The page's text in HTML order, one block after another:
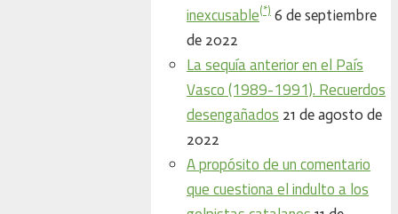
inexcusable(*) 6 de septiembre
de 2022
La sequía anterior en el País
Vasco (1989-1991). Recuerdos
desengañados 21 de agosto de
2022
A propósito de un comentario
que cuestiona el indulto a los